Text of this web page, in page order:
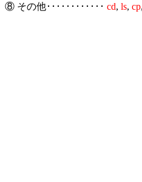
⑧ その他････････････ cd, ls, cp,